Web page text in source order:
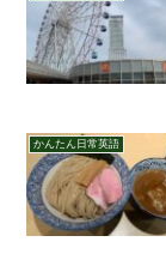
かんたん日常英語